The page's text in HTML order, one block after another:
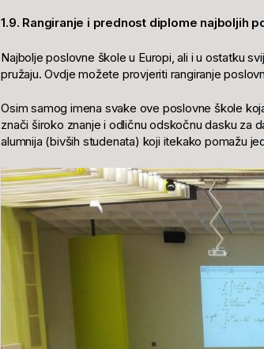
1.9. Rangiranje i prednost diplome najboljih
Najbolje poslovne škole u Europi, ali i u ostatku
pružaju. Ovdje možete provjeriti rangiranje
Osim samog imena svake ove poslovne škole
znači široko znanje i odličnu odskočnu dasku za
alumnija (bivših studenata) koji itekako pomažu